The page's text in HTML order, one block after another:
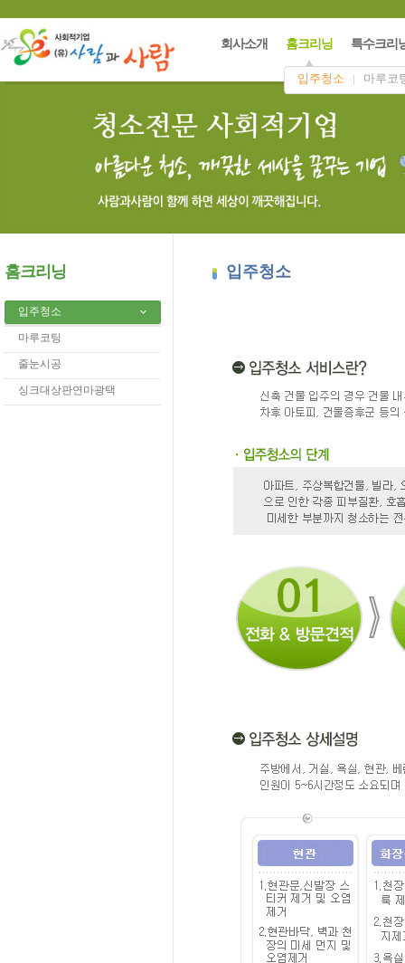
회사소개 홈크리닝
입주청소 마루코
특수크리
홈크리닝
입주청소
마루코팅
줄눈시공
싱크대상판연마광택
입주청소